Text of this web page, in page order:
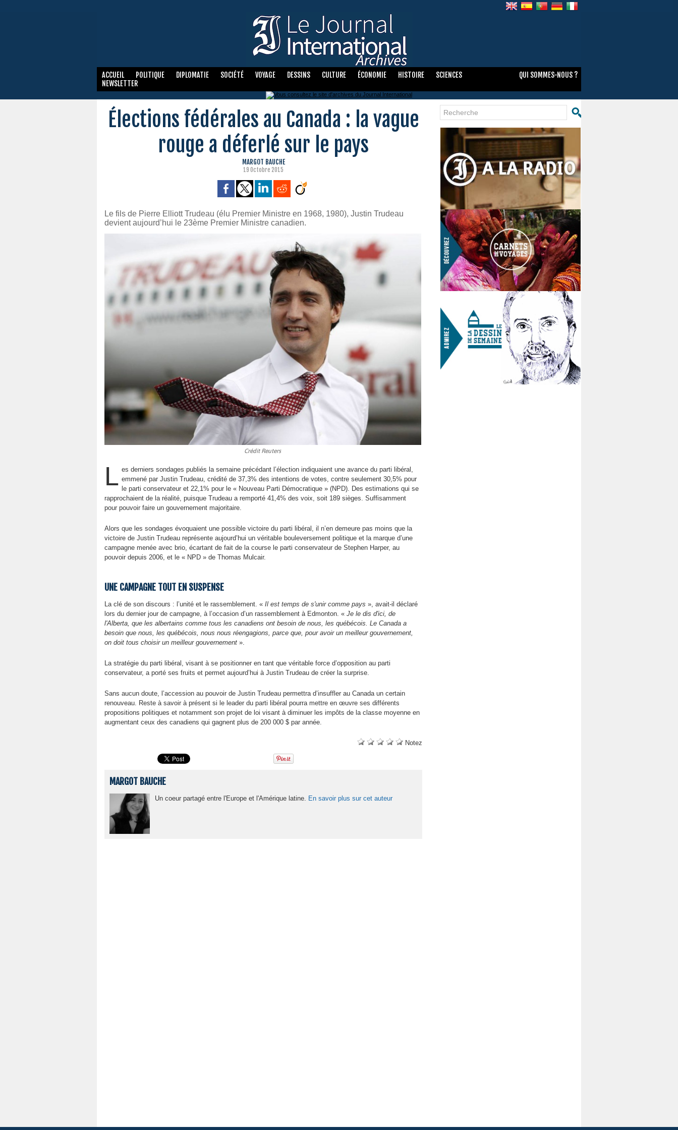
ACCUEIL POLITIQUE DIPLOMATIE SOCIÉTÉ VOYAGE DESSINS CULTURE ÉCONOMIE HISTOIRE
SCIENCES
NEWSLETTER
QUI SOMMES-NOUS ?
Élections fédérales au Canada : la vague
rouge a déferlé sur le pays
MARGOT BAUCHE
19 Octobre 2015
Le fils de Pierre Elliott Trudeau (élu Premier Ministre en 1968, 1980), Justin Trudeau
devient aujourd’hui le 23ème Premier Ministre canadien.
Crédit Reuters
L es derniers sondages publiés la semaine précédant l’élection indiquaient une avance du parti libéral,
emmené par Justin Trudeau, crédité de 37,3% des intentions de votes, contre seulement 30,5% pour
le parti conservateur et 22,1% pour le « Nouveau Parti Démocratique » (NPD). Des estimations qui se
rapprochaient de la réalité, puisque Trudeau a remporté 41,4% des voix, soit 189 sièges. Suffisamment
pour pouvoir faire un gouvernement majoritaire.
Alors que les sondages évoquaient une possible victoire du parti libéral, il n’en demeure pas moins que la
victoire de Justin Trudeau représente aujourd’hui un véritable bouleversement politique et la marque d’une
campagne menée avec brio, écartant de fait de la course le parti conservateur de Stephen Harper, au
pouvoir depuis 2006, et le « NPD » de Thomas Mulcair.
UNE CAMPAGNE TOUT EN SUSPENSE
La clé de son discours : l’unité et le rassemblement. « Il est temps de s'unir comme pays », avait-il déclaré
lors du dernier jour de campagne, à l’occasion d’un rassemblement à Edmonton. « Je le dis d'ici, de
l'Alberta, que les albertains comme tous les canadiens ont besoin de nous, les québécois. Le Canada a
besoin que nous, les québécois, nous nous réengagions, parce que, pour avoir un meilleur gouvernement,
on doit tous choisir un meilleur gouvernement ».
La stratégie du parti libéral, visant à se positionner en tant que véritable force d’opposition au parti
conservateur, a porté ses fruits et permet aujourd’hui à Justin Trudeau de créer la surprise.
Sans aucun doute, l’accession au pouvoir de Justin Trudeau permettra d’insuffler au Canada un certain
renouveau. Reste à savoir à présent si le leader du parti libéral pourra mettre en œuvre ses différents
propositions politiques et notamment son projet de loi visant à diminuer les impôts de la classe moyenne en
augmentant ceux des canadiens qui gagnent plus de 200 000 $ par année.
Notez
MARGOT BAUCHE
Un coeur partagé entre l'Europe et l'Amérique latine. En savoir plus sur cet auteur